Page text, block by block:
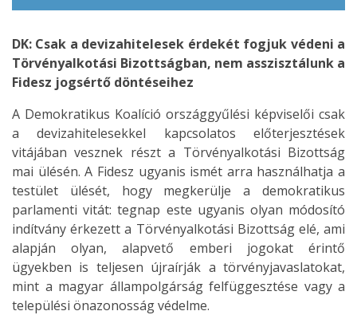
DK: Csak a devizahitelesek érdekét fogjuk védeni a
Törvényalkotási Bizottságban, nem asszisztálunk a
Fidesz jogsértő döntéseihez
A Demokratikus Koalíció országgyűlési képviselői csak
a devizahitelesekkel kapcsolatos előterjesztések
vitájában vesznek részt a Törvényalkotási Bizottság
mai ülésén. A Fidesz ugyanis ismét arra használhatja a
testület ülését, hogy megkerülje a demokratikus
parlamenti vitát: tegnap este ugyanis olyan módosító
indítvány érkezett a Törvényalkotási Bizottság elé, ami
alapján olyan, alapvető emberi jogokat érintő
ügyekben is teljesen újraírják a törvényjavaslatokat,
mint a magyar állampolgárság felfüggesztése vagy a
települési önazonosság védelme.